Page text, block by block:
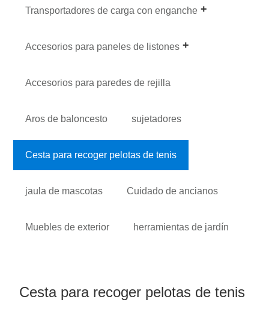
Transportadores de carga con enganche
Accesorios para paneles de listones
Accesorios para paredes de rejilla
Aros de baloncesto sujetadores
Cesta para recoger pelotas de tenis
jaula de mascotas Cuidado de ancianos
Muebles de exterior herramientas de jardín
Cesta para recoger pelotas de tenis